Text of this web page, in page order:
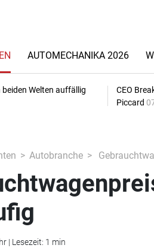
AUTOMECHANIKA 2026
Welten auffällig
CEO
Piccard
Autobranche
| Lesezeit: 1 min